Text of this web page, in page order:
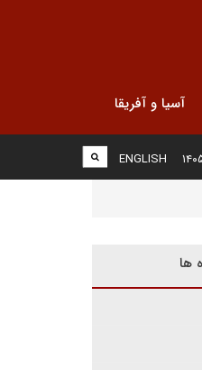
آسیا و آفریقا
ENGLISH
ها